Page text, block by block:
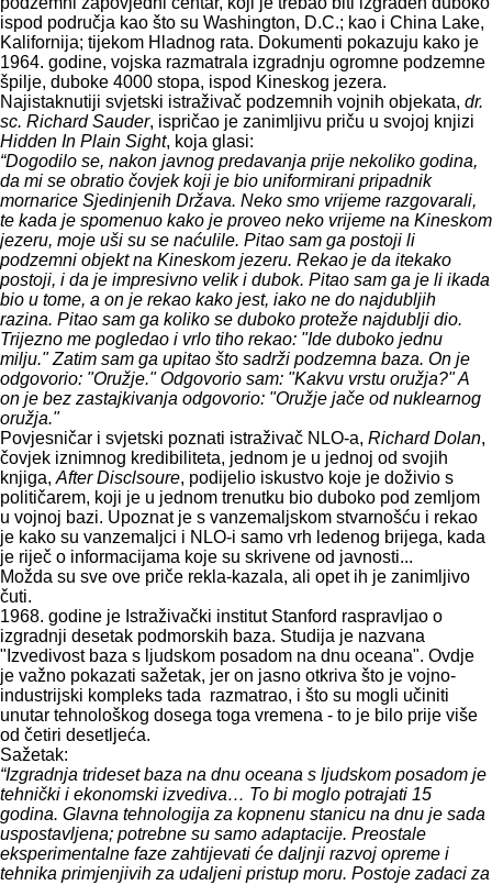
ispod područja kao što su Washington, D.C.; kao i China Lake,
Kalifornija; tijekom Hladnog rata. Dokumenti pokazuju kako je
1964. godine, vojska razmatrala izgradnju ogromne podzemne
špilje, duboke 4000 stopa, ispod Kineskog jezera.
Najistaknutiji svjetski istraživač podzemnih vojnih objekata, dr.
sc. Richard Sauder, ispričao je zanimljivu priču u svojoj knjizi
Hidden In Plain Sight, koja glasi:
“Dogodilo se, nakon javnog predavanja prije nekoliko godina,
da mi se obratio čovjek koji je bio uniformirani pripadnik
mornarice Sjedinjenih Država. Neko smo vrijeme razgovarali,
te kada je spomenuo kako je proveo neko vrijeme na Kineskom
jezeru, moje uši su se naćulile. Pitao sam ga postoji li
podzemni objekt na Kineskom jezeru. Rekao je da itekako
postoji, i da je impresivno velik i dubok. Pitao sam ga je li ikada
bio u tome, a on je rekao kako jest, iako ne do najdubljih
razina. Pitao sam ga koliko se duboko proteže najdublji dio.
Trijezno me pogledao i vrlo tiho rekao: "Ide duboko jednu
milju." Zatim sam ga upitao što sadrži podzemna baza. On je
odgovorio: "Oružje." Odgovorio sam: "Kakvu vrstu oružja?" A
on je bez zastajkivanja odgovorio: "Oružje jače od nuklearnog
oružja."
Povjesničar i svjetski poznati istraživač NLO-a, Richard Dolan,
čovjek iznimnog kredibiliteta, jednom je u jednoj od svojih
knjiga, After Disclsoure, podijelio iskustvo koje je doživio s
političarem, koji je u jednom trenutku bio duboko pod zemljom
u vojnoj bazi. Upoznat je s vanzemaljskom stvarnošću i rekao
je kako su vanzemaljci i NLO-i samo vrh ledenog brijega, kada
je riječ o informacijama koje su skrivene od javnosti...
Možda su sve ove priče rekla-kazala, ali opet ih je zanimljivo
čuti.
1968. godine je Istraživački institut Stanford raspravljao o
izgradnji desetak podmorskih baza. Studija je nazvana
"Izvedivost baza s ljudskom posadom na dnu oceana". Ovdje
je važno pokazati sažetak, jer on jasno otkriva što je vojno-
industrijski kompleks tada razmatrao, i što su mogli učiniti
unutar tehnološkog dosega toga vremena - to je bilo prije više
od četiri desetljeća.
Sažetak:
“Izgradnja trideset baza na dnu oceana s ljudskom posadom je
tehnički i ekonomski izvediva… To bi moglo potrajati 15
godina. Glavna tehnologija za kopnenu stanicu na dnu je sada
uspostavljena; potrebne su samo adaptacije. Preostale
eksperimentalne faze zahtijevati će daljnji razvoj opreme i
tehnika primjenjivih za udaljeni pristup moru. Postoje zadaci za